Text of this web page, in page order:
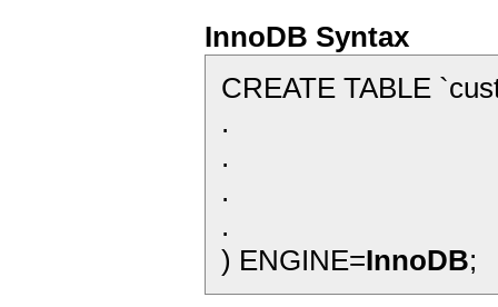
InnoDB Syntax
CREATE TABLE
.
.
.
.
) ENGINE=InnoDB;